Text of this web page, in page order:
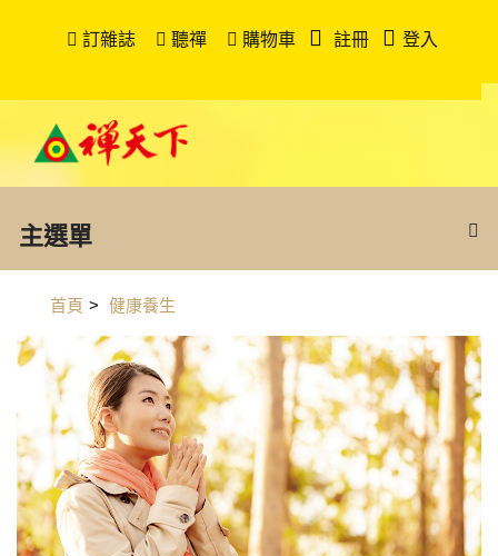
訂雜誌 聽禪 購物車 註冊 登入
主選單
首頁 > 健康養生